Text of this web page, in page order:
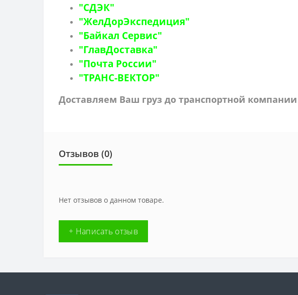
"СДЭК"
"ЖелДорЭкспедиция"
"Байкал Сервис"
"ГлавДоставка"
"Почта России"
"ТРАНС-ВЕКТОР"
Доставляем Ваш груз до транспортной
Отзывов (0)
Нет отзывов о данном товаре.
+ Написать отзыв